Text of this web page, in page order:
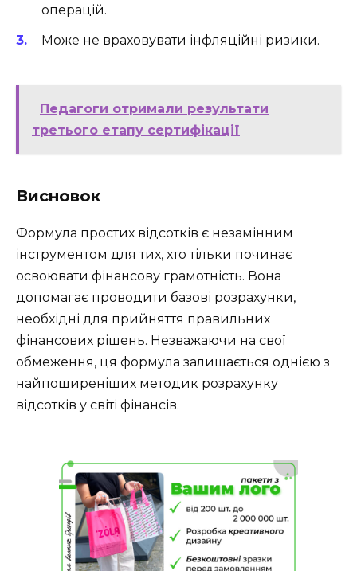
операцій.
Може не враховувати інфляційні ризики.
Педагоги отримали результати
третього етапу сертифікації
Висновок
Формула простих відсотків є незамінним
інструментом для тих, хто тільки починає
освоювати фінансову грамотність. Вона
допомагає проводити базові розрахунки,
необхідні для прийняття правильних
фінансових рішень. Незважаючи на свої
обмеження, ця формула залишається однією з
найпоширеніших методик розрахунку
відсотків у світі фінансів.